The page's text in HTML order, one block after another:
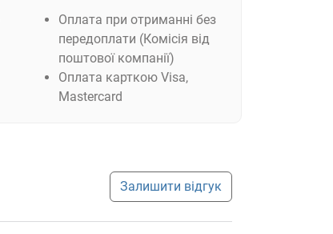
Оплата при отриманні без
передоплати (Комісія від
поштової компанії)
Оплата карткою Visa,
Mastercard
Залишити відгук